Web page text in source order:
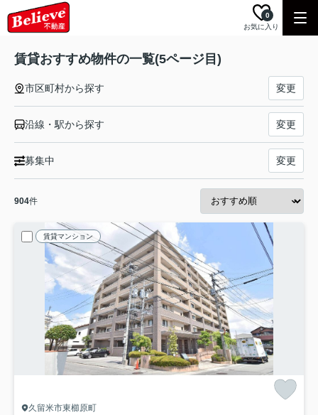
お気に入り
0
賃貸おすすめ物件の一覧(5ページ目)
市区町村から探す 変更
沿線・駅から探す 変更
募集中 変更
904件
賃貸マンション
久留米市東櫛原町